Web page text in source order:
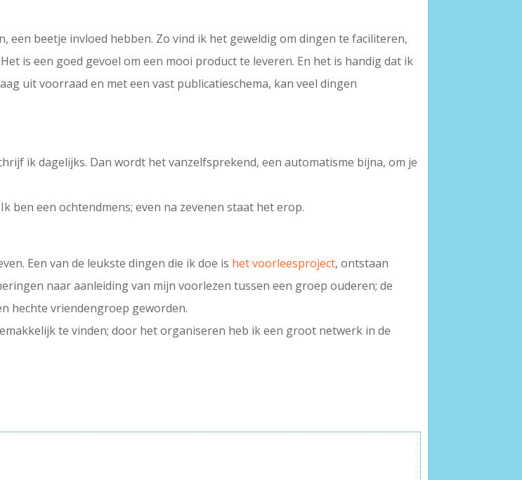
beetje invloed hebben. Zo vind ik het geweldig om dingen te faciliteren,
is een goed gevoel om een mooi product te leveren. En het is handig dat ik
uit voorraad en met een vast publicatieschema, kan veel dingen
ik dagelijks. Dan wordt het vanzelfsprekend, een automatisme bijna, om je
ben een ochtendmens; even na zevenen staat het erop.
Een van de leukste dingen die ik doe is het voorleesproject, ontstaan
naar aanleiding van mijn voorlezen tussen een groep ouderen; de
hechte vriendengroep geworden.
te vinden; door het organiseren heb ik een groot netwerk in de